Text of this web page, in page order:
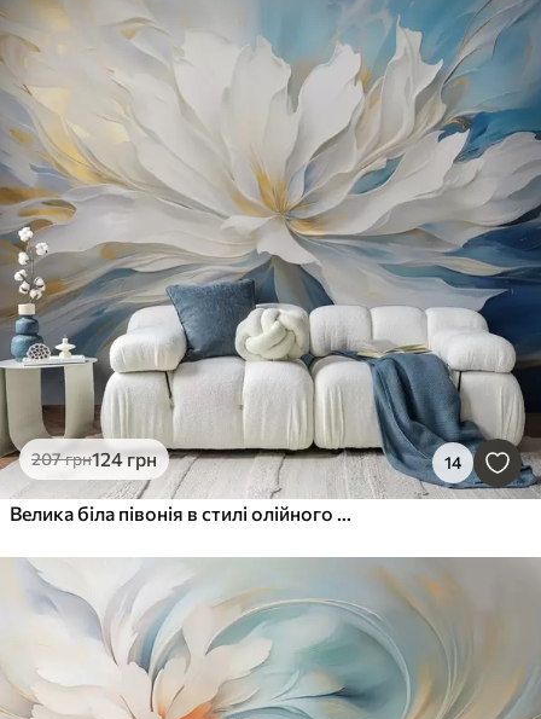
207грн124грн 14
Велика біла півонія в стилі олійного живопису на синьо-жовтому тлі